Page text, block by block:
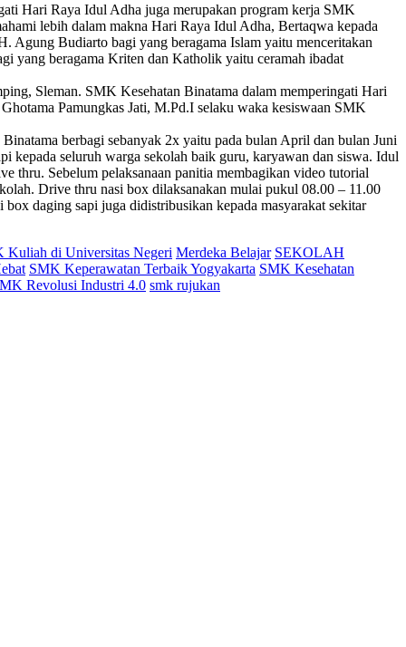
Hari Raya Idul Adha juga merupakan program kerja SMK
lebih dalam makna Hari Raya Idul Adha, Bertaqwa kepada
Agung Budiarto bagi yang beragama Islam yaitu menceritakan
yang beragama Kriten dan Katholik yaitu ceramah ibadat
Sleman. SMK Kesehatan Binatama dalam memperingati Hari
Pamungkas Jati, M.Pd.I selaku waka kesiswaan SMK
berbagi sebanyak 2x yaitu pada bulan April dan bulan Juni
kepada seluruh warga sekolah baik guru, karyawan dan siswa. Idul
thru. Sebelum pelaksanaan panitia membagikan video tutorial
Drive thru nasi box dilaksanakan mulai pukul 08.00 – 11.00
daging sapi juga didistribusikan kepada masyarakat sekitar
Kuliah di Universitas Negeri Merdeka Belajar SEKOLAH
SMK Keperawatan Terbaik Yogyakarta SMK Kesehatan
Revolusi Industri 4.0 smk rujukan